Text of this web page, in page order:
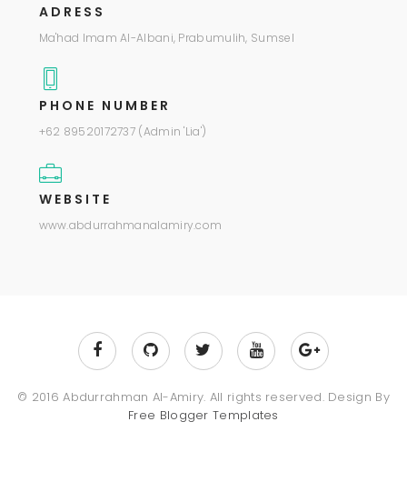
ADRESS
Ma'had Imam Al-Albani, Prabumulih, Sumsel
PHONE NUMBER
+62 89520172737 (Admin 'Lia')
WEBSITE
www.abdurrahmanalamiry.com
© 2016 Abdurrahman Al-Amiry. All rights reserved. Design By
Free Blogger Templates